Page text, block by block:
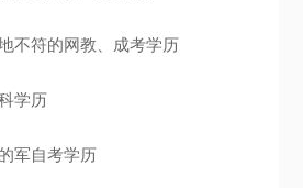
符的网教、成考学历
学历
军自考学历